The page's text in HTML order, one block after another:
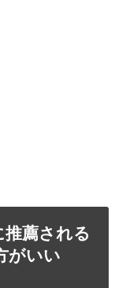
推薦される
がいい